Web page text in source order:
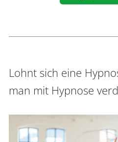
Lohnt sich eine
man mit Hypnose